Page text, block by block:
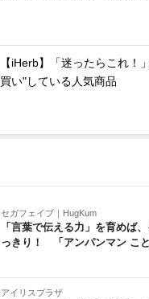
【iHerb】「迷ったらこれ！
買い"している人気商品
セガフェイブ｜HugKum
「言葉で伝える力」を育めば
っきり！ 「アンパンマン こ
アイリスプラザ